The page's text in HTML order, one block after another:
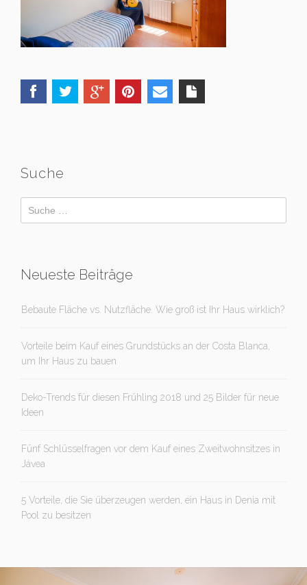
Suche
Neueste Beiträge
Bebaute Fläche vs. Nutzfläche. Wie groß ist Ihr Haus wirklich?
Vorteile beim Kauf eines Grundstücks an der Costa Blanca,
um Ihr Haus zu bauen
Deko-Trends für diesen Frühling 2018 und 25 Bilder für neue
Ideen
Fünf Schlüsselfragen vor dem Kauf eines Zweitwohnsitzes in
Jávea
5 Vorteile, die Sie überzeugen werden, ein Haus in Denia mit
Pool zu besitzen